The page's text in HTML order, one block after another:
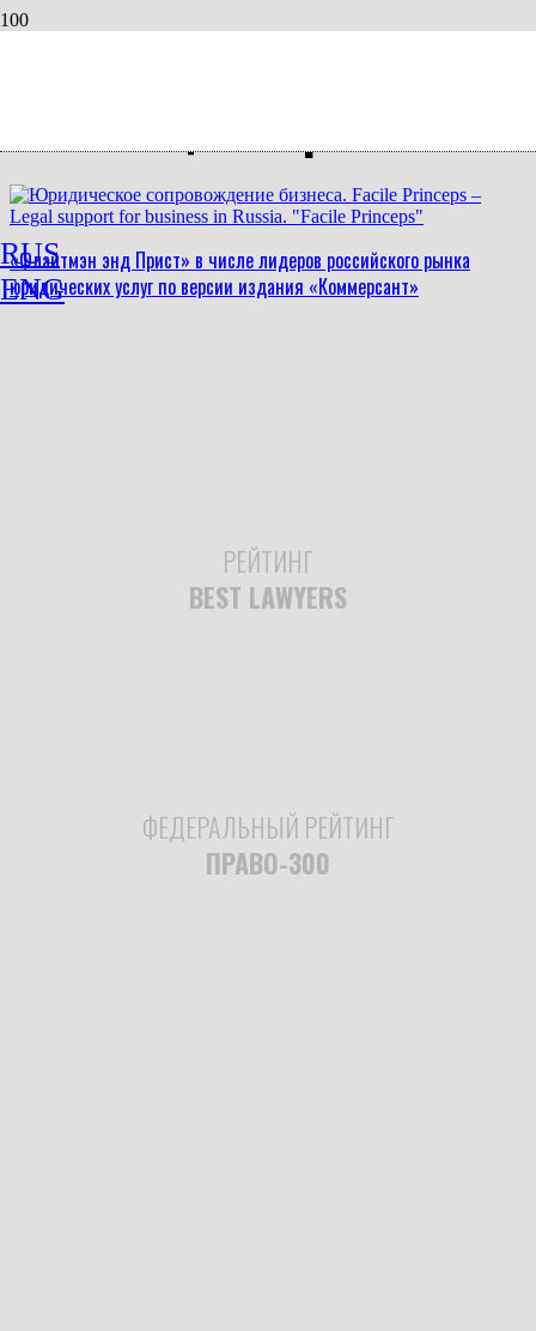
RUS
ENG
«Флайтмэн энд Прист» в числе лидеров российского рынка
юридических услуг по версии издания «Коммерсант»
РЕЙТИНГ
BEST LAWYERS
ФЕДЕРАЛЬНЫЙ РЕЙТИНГ
ПРАВО-300